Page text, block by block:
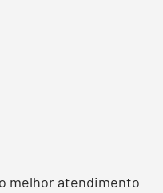
melhor atendimento